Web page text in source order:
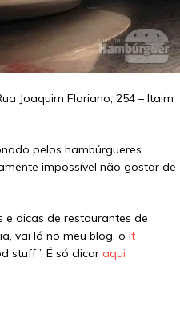
Joaquim Floriano, 254 – Itaim
pelos hambúrgueres
impossível não gostar de
e dicas de restaurantes de
vai lá no meu blog, o It
stuff”. É só clicar aqui